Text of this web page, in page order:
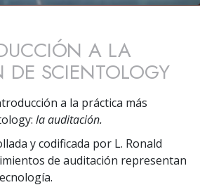
A LA
DE SCIENTOLOGY
a la práctica más
la auditación.
y codificada por L. Ronald
de auditación representan